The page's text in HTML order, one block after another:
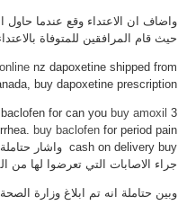
واضاف ان الاعتداء وقع عندما
حيث قام المرافقين للمتوفاة
nz dapoxetine shipped from
buy dapoxetine prescription
3 days ago –
for can you buy amoxil
buy baclofen for period pain
cash on delivery buy واشار
جراء الاصابات التي تعرضوا لها من
وبين حتاملة انه تم ابلاغ وزارة الصحة